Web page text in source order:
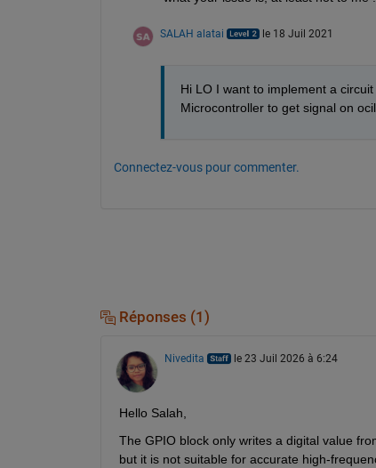
SALAH alatai le 18 Juil 2021
Hi LO I want to implement a
Microcontroller to get signal on
Connectez-vous pour commenter.
Réponses (1)
Nivedita le 23 Juil 2026 à 6:24
Hello Salah,
The GPIO block only writes a digital value
but it is not suitable for accurate high-